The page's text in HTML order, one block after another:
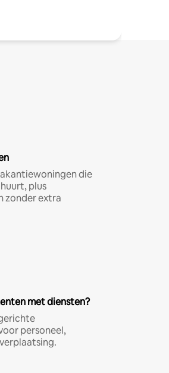
die
plus
zonder extra
met diensten?
personeel,